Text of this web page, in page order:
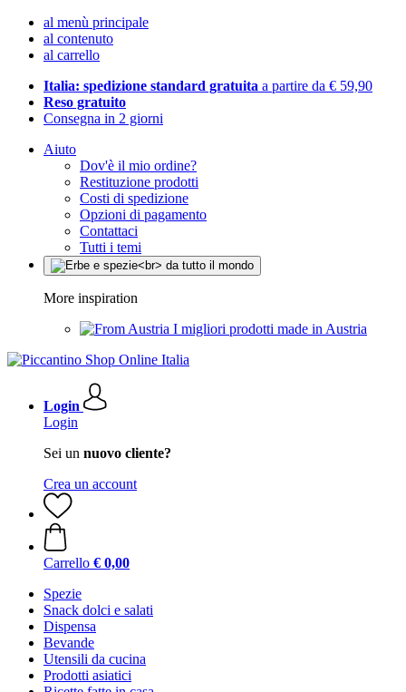
al menù principale
al contenuto
al carrello
Italia: spedizione standard gratuita a partire da € 59,90
Reso gratuito
Consegna in 2 giorni
Aiuto
Dov'è il mio ordine?
Restituzione prodotti
Costi di spedizione
Opzioni di pagamento
Contattaci
Tutti i temi
More inspiration
I migliori prodotti made in Austria
Login
Login
Sei un nuovo cliente?
Crea un account
Carrello € 0,00
Spezie
Snack dolci e salati
Dispensa
Bevande
Utensili da cucina
Prodotti asiatici